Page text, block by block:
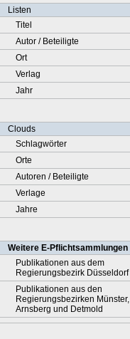
Listen
Titel
Autor / Beteiligte
Ort
Verlag
Jahr
Clouds
Schlagwörter
Orte
Autoren / Beteiligte
Verlage
Jahre
Weitere E-Pflichtsammlungen
Publikationen aus dem
Regierungsbezirk Düsseldorf
Publikationen aus den
Regierungsbezirken Münster,
Arnsberg und Detmold